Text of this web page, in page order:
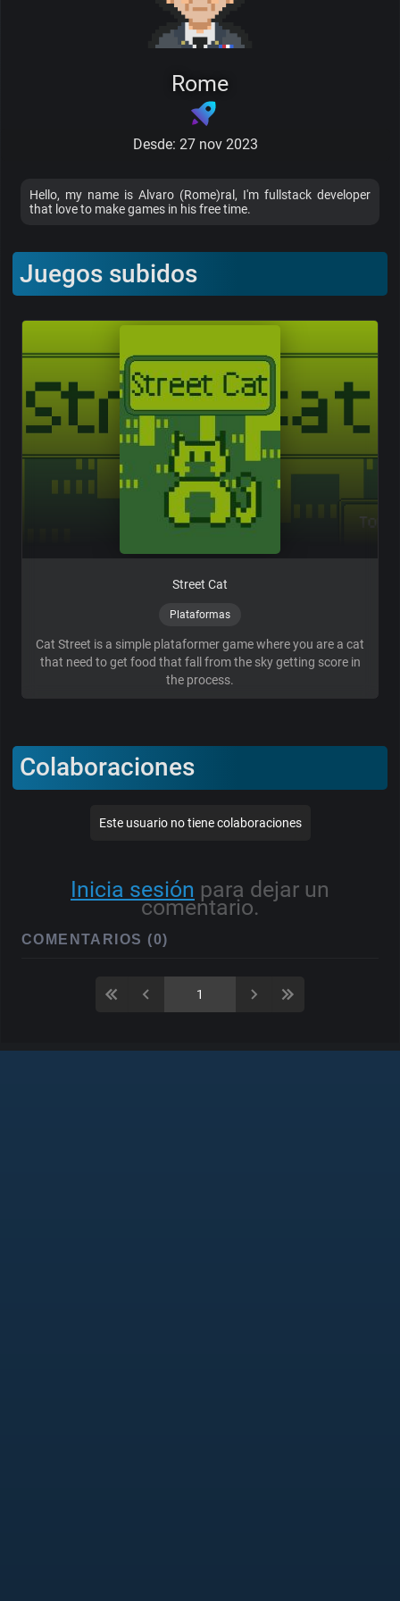
Rome
Desde: 27 nov 2023
Hello, my name is Alvaro (Rome)ral, I'm fullstack developer
that love to make games in his free time.
Juegos subidos
Street Cat
Plataformas
Cat Street is a simple plataformer game where you are a cat
that need to get food that fall from the sky getting score in
the process.
Colaboraciones
Este usuario no tiene colaboraciones
Inicia sesión para dejar un
comentario.
COMENTARIOS (0)